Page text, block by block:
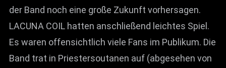
der Band noch eine große Zukunft vorhersagen.
LACUNA COIL hatten anschließend leichtes Spiel.
Es waren offensichtlich viele Fans im Publikum. Die
Band trat in Priestersoutanen auf (abgesehen von